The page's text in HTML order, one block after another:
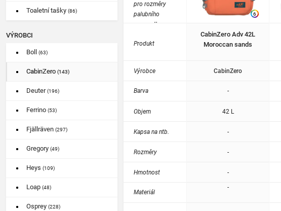
Toaletní tašky (86)
VÝROBCI
Boll (63)
CabinZero (143)
Deuter(196)
Ferrino (53)
Fjällräven (297)
Gregory (49)
Heys (109)
Loap (48)
Osprey (228)
pro rozměry
palubního
zavazadla se pro
společnost liší.
Produkt
Výrobce
Barva
Objem
Kapsa na ntb.
Rozměry
Hmotnost
Materiál
6
CabinZero Adv 42L
Moroccan sands
CabinZero
-
42 L
-
-
-
-